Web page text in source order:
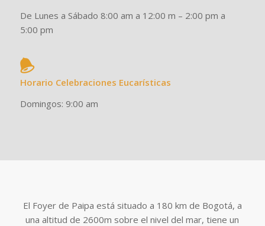
De Lunes a Sábado 8:00 am a 12:00 m – 2:00 pm a
5:00 pm
Horario Celebraciones Eucarísticas
Domingos: 9:00 am
El Foyer de Paipa está situado a 180 km de Bogotá, a
una altitud de 2600m sobre el nivel del mar, tiene un